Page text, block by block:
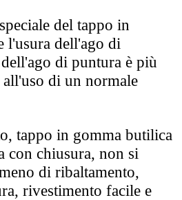
del tappo in
l'usura dell'ago di
di puntura è più
di un normale
tappo in gomma butilica
con chiusura, non si
di ribaltamento,
rivestimento facile e